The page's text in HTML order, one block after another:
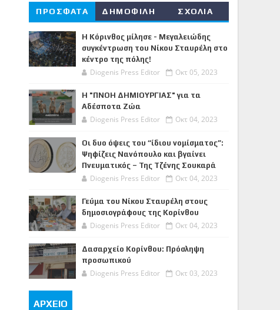
ΠΡΟΣΦΑΤΑ ΔΗΜΟΦΙΛΗ ΣΧΟΛΙΑ
Η Κόρινθος μίλησε - Μεγαλειώδης
συγκέντρωση του Νίκου Σταυρέλη στο
κέντρο της πόλης!
Diogenis Press Editor Οκτ 05, 2023
Η "ΠΝΟΗ ΔΗΜΙΟΥΡΓΙΑΣ" για τα
Αδέσποτα Ζώα
Diogenis Press Editor Οκτ 04, 2023
Οι δυο όψεις του “ίδιου νομίσματος”:
Ψηφίζεις Νανόπουλο και βγαίνει
Πνευματικός – Της Τζένης Σουκαρά
Diogenis Press Editor Οκτ 04, 2023
Γεύμα του Νίκου Σταυρέλη στους
δημοσιογράφους της Κορίνθου
Diogenis Press Editor Οκτ 04, 2023
Δασαρχείο Κορίνθου: Πρόσληψη
προσωπικού
Diogenis Press Editor Οκτ 03, 2023
ΑΡΧΕΙΟ